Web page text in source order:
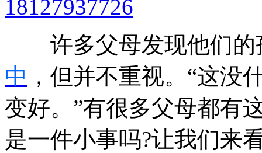
许多父母发现他们的
中 ，但并不重视。“这没
变好。”有很多父母都有
是一件小事吗?让我们来